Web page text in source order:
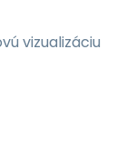
vizualizáciu